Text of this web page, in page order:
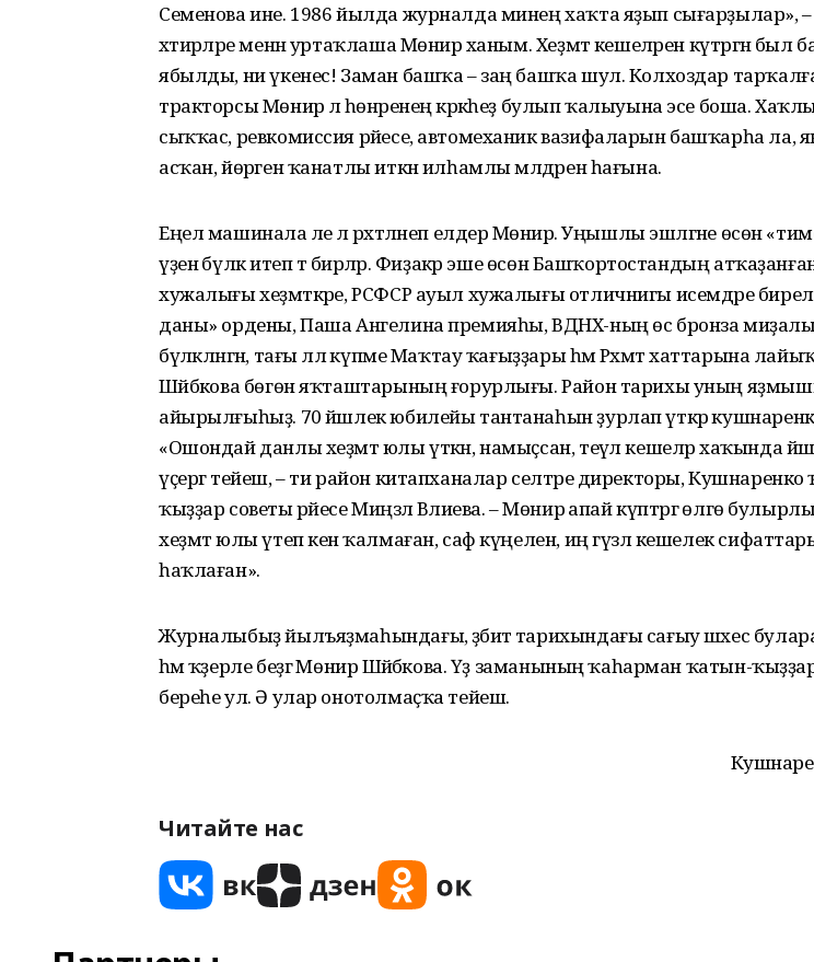
Семенова ине. 1986 йылда журналда минең хаҡта яҙып сығарҙылар»,
хәтирәләре менән уртаҡлаша Мөнирә ханым. Хеҙмәт кешеләрен күтәргән был
ябылды, ни үкенес! Заман башҡа – заң башҡа шул. Колхоздар
тракторсы Мөнирә лә һөнәренең кәрәкһеҙ булып ҡалыуына эсе боша.
сыҡҡас, ревкомиссия рәйесе, автомеханик вазифаларын башҡарһа ла,
асҡан, йөрәген ҡанатлы иткән илһамлы мәлдәрен һағына.
Еңел машинала әле лә рәхәтләнеп елдерә Мөнирә. Уңышлы эшләгәне өсөн
үҙенә бүләк итеп тә бирәләр. Фиҙакәр эше өсөн Баш­ҡортостандың
хужалығы хеҙмәткәре, РСФСР ауыл хужалығы отличнигы исемдәре
даны» ордены, Паша Ангелина премияһы, ВДНХ-ның өс бронза миҙалы
бүләкләнгән, тағы әллә күпме Маҡтау ҡағыҙҙары һәм Рәхмәт хаттарына
Шәйбәкова бөгөн яҡташтарының ғорурлығы. Район тарихы уның
айырылғыһыҙ. 70 йәшлек юбилейы тантанаһын ҙурлап үткәрә
«Ошондай данлы хеҙмәт юлы үткән, намыҫсан, теүәл кешеләр хаҡында
үҫергә тейеш, – ти район китапханалар селтәре директоры,
ҡыҙҙар советы рәйесе Миңзәлә Вәлиева. – Мөнирә апай күптәргә өлгө
хеҙмәт юлы үтеп кенә ҡалмаған, саф күңелен, иң гүзәл кешелек
һаҡлаған».
Журналыбыҙ йылъяҙмаһындағы, әҙәбиәт тарихындағы сағыу шәхес
һәм ҡәҙерле беҙгә Мөнирә Шәйбәкова. Үҙ заманының ҡаһарман ҡатын-
береһе ул. Ә улар онотолмаҫҡа тейеш.
Читайте нас